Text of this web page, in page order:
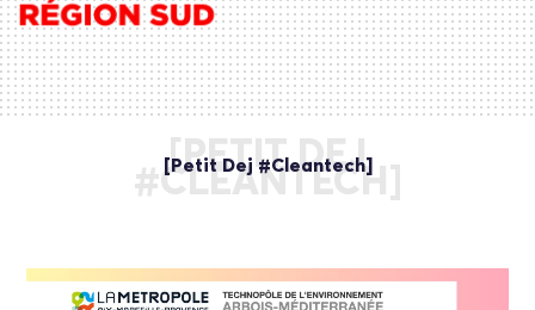
[PETIT DEJ
#CLEANTECH]
[Petit Dej #Cleantech]